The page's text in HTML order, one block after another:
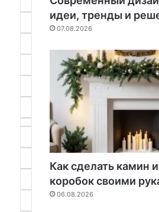
идеи, тренды и
07.08.2026
Как сделать камин
коробок своими
06.08.2026